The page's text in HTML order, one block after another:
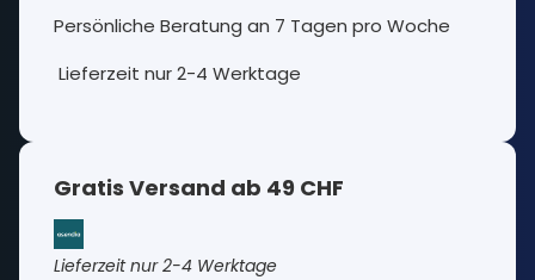
Persönliche Beratung an 7 Tagen pro Woche
Lieferzeit nur 2-4 Werktage
Gratis Versand ab 49 CHF
Lieferzeit nur 2-4 Werktage